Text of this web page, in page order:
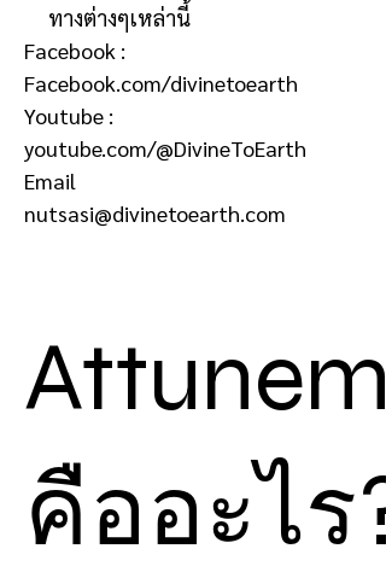
ทางต่างๆเหล่านี้
Facebook :
Facebook.com/divinetoearth
Youtube :
youtube.com/@DivineToEarth
Email
nutsasi@divinetoearth.com
คืออะไร?